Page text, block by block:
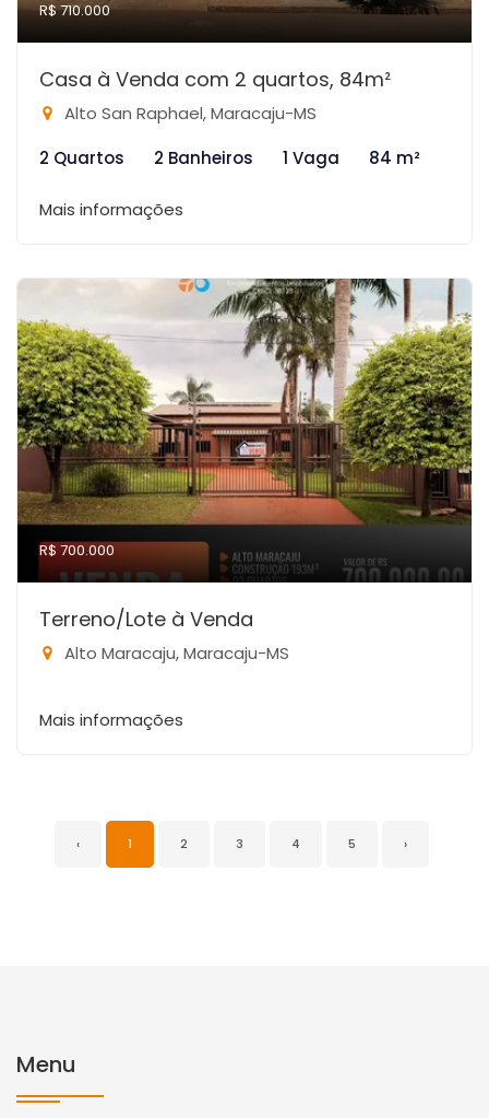
R$ 710.000
Casa à Venda com 2 quartos, 84m²
Alto San Raphael, Maracaju-MS
2 Quartos
2 Banheiros 1 Vaga 84 m²
Mais informações
R$ 700.000
Terreno/Lote à Venda
Alto Maracaju, Maracaju-MS
Mais informações
‹ 1 2 3 4 5 ›
Menu